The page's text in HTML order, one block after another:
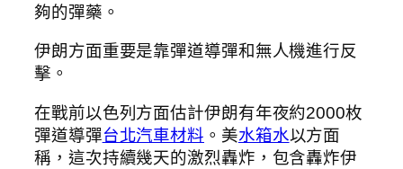
夠的彈藥。
伊朗方面重要是靠彈道導彈和無人機進行反
擊。
在戰前以色列方面估計伊朗有年夜約2000枚
彈道導彈台北汽車材料 。美水箱水以方面
稱，這次持續幾天的激烈轟炸，包含轟炸伊